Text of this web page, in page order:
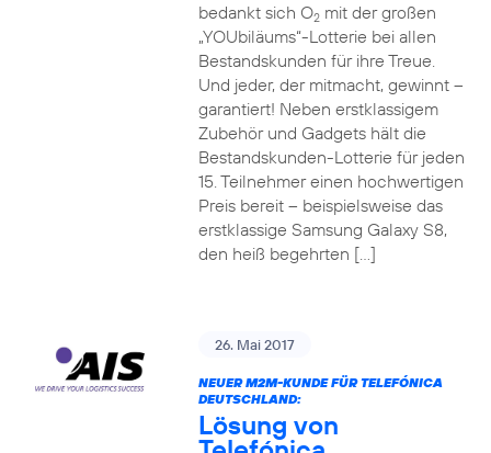
bedankt sich O2mit der großen
„YOUbiläums“-Lotterie bei allen
Bestandskunden für ihre Treue.
Und jeder, der mitmacht, gewinnt –
garantiert! Neben erstklassigem
Zubehör und Gadgets hält die
Bestandskunden-Lotterie für jeden
15. Teilnehmer einen hochwertigen
Preis bereit – beispielsweise das
erstklassige Samsung Galaxy S8,
den heiß begehrten […]
26. Mai 2017
NEUER M2M-KUNDE FÜR TELEFÓNICA
DEUTSCHLAND:
Lösung von